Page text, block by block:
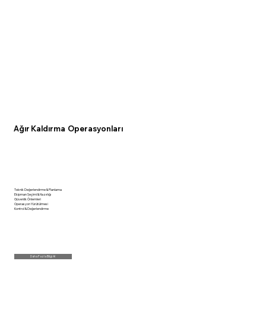
Ağır Kaldırma Operasyonları
Teknik Değerlendirme & Planlama
Ekipman Seçimi & Hazırlığı
Güvenlik Önlemleri
Operasyon Yürütülmesi
Kontrol & Değerlendirme
Daha Fazla Bilgi Al